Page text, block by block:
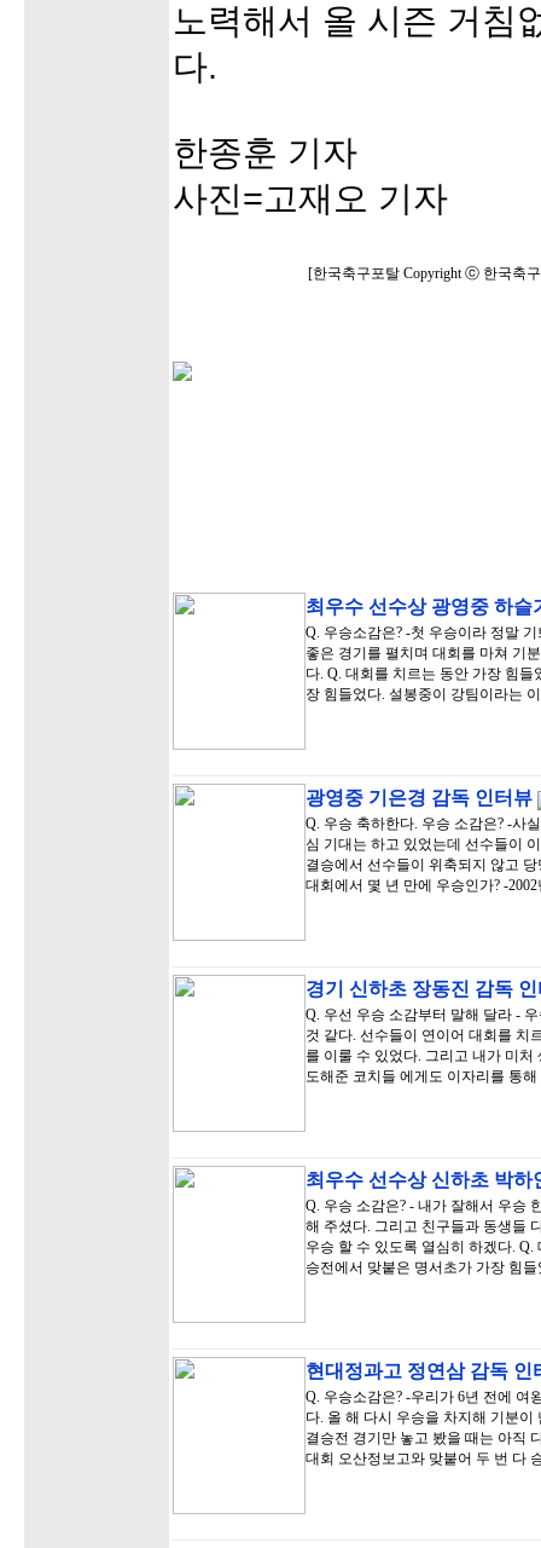
노력해서 올 시즌 거침
다.
한종훈 기자
사진=고재오 기자
[한국축구포탈 Copyright ⓒ 한국축
최우수 선수상 광영중 하
Q. 우승소감은? -첫 우승이라 정말
좋은 경기를 펼치며 대회를 마쳐 기
다. Q. 대회를 치르는 동안 가장 힘
장 힘들었다. 설봉중이 강팀이라는
광영중 기은경 감독 인터뷰
Q. 우승 축하한다. 우승 소감은? -사
심 기대는 하고 있었는데 선수들이
결승에서 선수들이 위축되지 않고
대회에서 몇 년 만에 우승인가? -
경기 신하초 장동진 감독
Q. 우선 우승 소감부터 말해 달라 -
것 같다. 선수들이 연이어 대회를 치
를 이룰 수 있었다. 그리고 내가 미
도해준 코치들 에게도 이자리를 통
최우수 선수상 신하초 박
Q. 우승 소감은? - 내가 잘해서 우승
해 주셨다. 그리고 친구들과 동생들
우승 할 수 있도록 열심히 하겠다.
승전에서 맞붙은 명서초가 가장 힘
현대정과고 정연삼 감독 인
Q. 우승소감은? -우리가 6년 전에 여
다. 올 해 다시 우승을 차지해 기분
결승전 경기만 놓고 봤을 때는 아직
대회 오산정보고와 맞붙어 두 번 다